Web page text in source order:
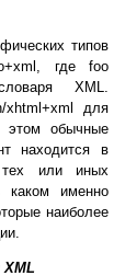
типов
где foo
XML.
xhtml+xml для
этом обычные
находится в
или иных
каком именно
наиболее